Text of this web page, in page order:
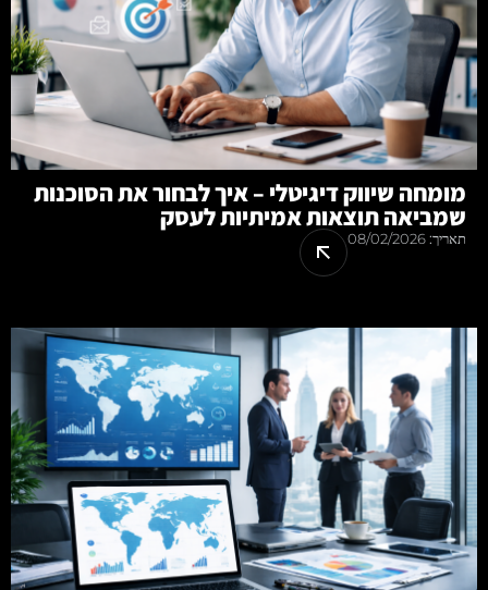
מומחה שיווק דיגיטלי – איך לבחור את הסוכנות
שמביאה תוצאות אמיתיות לעסק
תאריך:08/02/2026